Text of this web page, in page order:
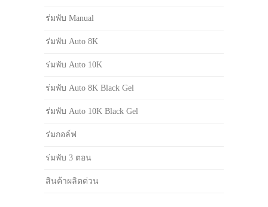
ร่มพับ Manual
ร่มพับ Auto 8K
ร่มพับ Auto 10K
ร่มพับ Auto 8K Black Gel
ร่มพับ Auto 10K Black Gel
ร่มกอล์ฟ
ร่มพับ 3 ตอน
สินค้าผลิตด่วน